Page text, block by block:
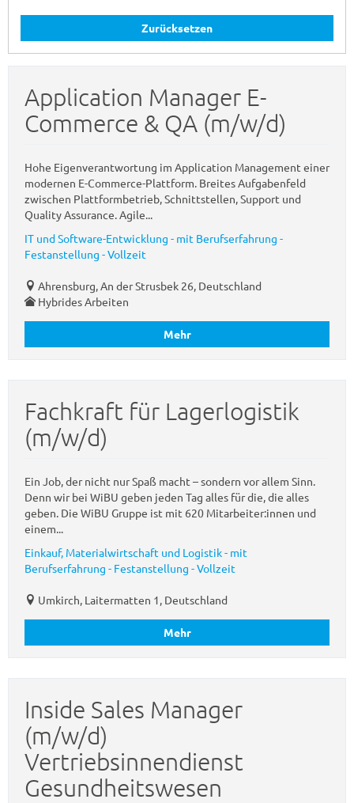
Zurücksetzen
Application Manager E-
Commerce & QA (m/w/d)
Hohe Eigenverantwortung im Application Management einer
modernen E-Commerce-Plattform. Breites Aufgabenfeld
zwischen Plattformbetrieb, Schnittstellen, Support und
Quality Assurance. Agile...
IT und Software-Entwicklung - mit Berufserfahrung -
Festanstellung - Vollzeit
Ahrensburg, An der Strusbek 26, Deutschland
Hybrides Arbeiten
Mehr
Fachkraft für Lagerlogistik
(m/w/d)
Ein Job, der nicht nur Spaß macht – sondern vor allem Sinn.
Denn wir bei WiBU geben jeden Tag alles für die, die alles
geben. Die WiBU Gruppe ist mit 620 Mitarbeiter:innen und
einem...
Einkauf, Materialwirtschaft und Logistik - mit
Berufserfahrung - Festanstellung - Vollzeit
Umkirch, Laitermatten 1, Deutschland
Mehr
Inside Sales Manager
(m/w/d)
Vertriebsinnendienst
Gesundheitswesen